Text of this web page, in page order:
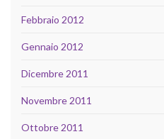
Febbraio 2012
Gennaio 2012
Dicembre 2011
Novembre 2011
Ottobre 2011